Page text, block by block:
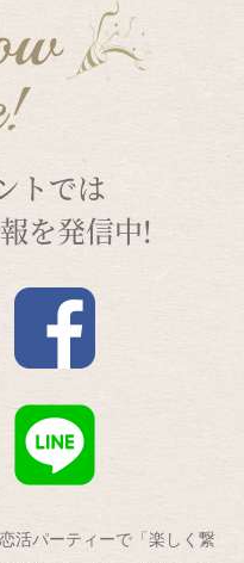
トでは
を発信中!
活パーティーで「楽しく繋